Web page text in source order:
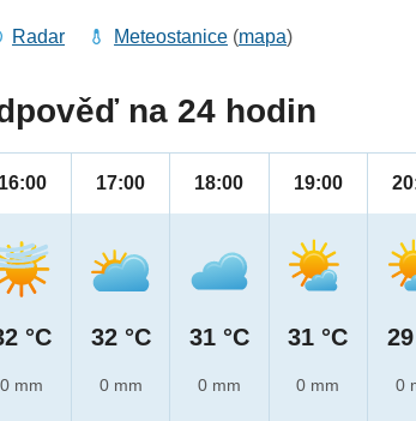
Radar Meteostanice (mapa)
na 24 hodin
16:00
°C
0 mm
17:00
32 °C
0 mm
18:00
31 °C
0 mm
19:00
31 °C
0 mm 0